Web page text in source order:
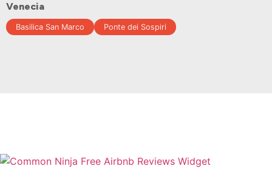
Venecia
Basilica San Marco Ponte dei Sospiri
Free Airbnb Reviews Widget